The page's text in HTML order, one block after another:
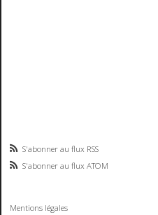
S'abonner au flux RSS
S'abonner au flux ATOM
Mentions légales